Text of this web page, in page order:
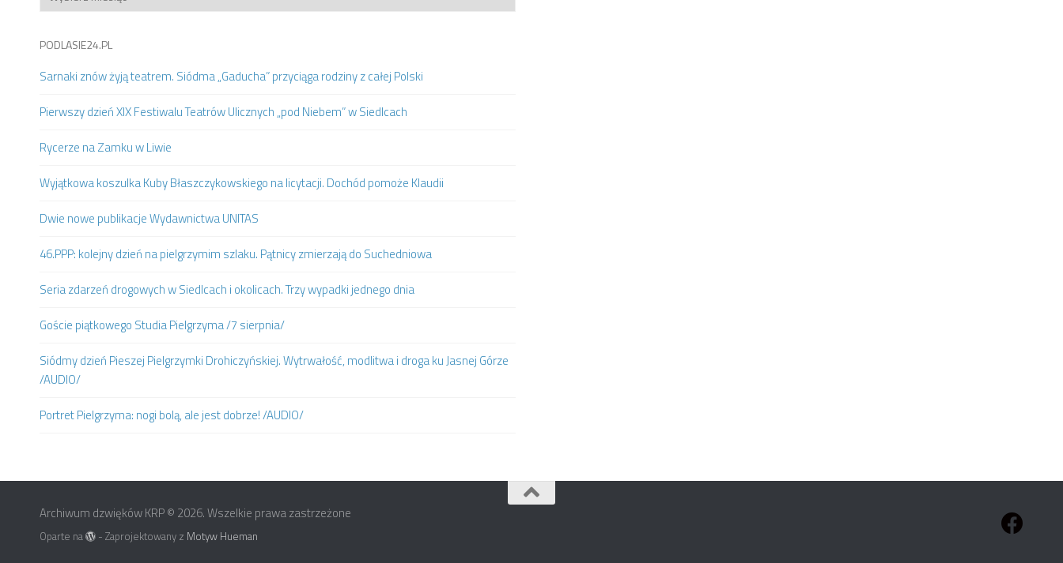
PODLASIE24.PL
Sarnaki znów żyją teatrem. Siódma „Gaducha” przyciąga rodziny z całej Polski
Pierwszy dzień XIX Festiwalu Teatrów Ulicznych „pod Niebem” w Siedlcach
Rycerze na Zamku w Liwie
Wyjątkowa koszulka Kuby Błaszczykowskiego na licytacji. Dochód pomoże Klaudii
Dwie nowe publikacje Wydawnictwa UNITAS
46.PPP: kolejny dzień na pielgrzymim szlaku. Pątnicy zmierzają do Suchedniowa
Seria zdarzeń drogowych w Siedlcach i okolicach. Trzy wypadki jednego dnia
Goście piątkowego Studia Pielgrzyma /7 sierpnia/
Siódmy dzień Pieszej Pielgrzymki Drohiczyńskiej. Wytrwałość, modlitwa i droga ku Jasnej Górze
/AUDIO/
Portret Pielgrzyma: nogi bolą, ale jest dobrze! /AUDIO/
Archiwum dzwięków KRP © 2026. Wszelkie prawa zastrzeżone
Oparte na - Zaprojektowany z Motyw Hueman